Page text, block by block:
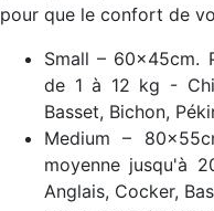
pour que le confort de
Small – 60x45cm.
de 1 à 12 kg -
Basset, Bichon,
Medium –
moyenne jusqu'à
Anglais, Cocker,